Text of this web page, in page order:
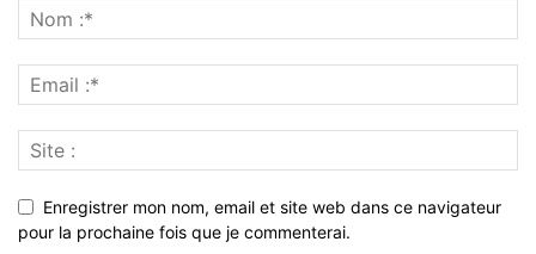
Enregistrer mon nom, email et site web dans ce navigateur
pour la prochaine fois que je commenterai.